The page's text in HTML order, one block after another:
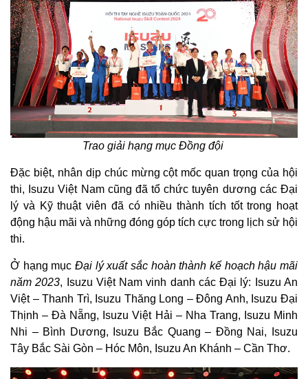
Trao giải hạng mục Đồng đội
Đặc biệt, nhân dịp chúc mừng cột mốc quan trọng của hội
thi, Isuzu Việt Nam cũng đã tổ chức tuyên dương các Đại
lý và Kỹ thuật viên đã có nhiều thành tích tốt trong hoạt
động hậu mãi và những đóng góp tích cực trong lịch sử hội
thi.
Ở hạng mục Đại lý xuất sắc hoàn thành kế hoạch hậu mãi
năm 2023, Isuzu Việt Nam vinh danh các Đại lý: Isuzu An
Việt – Thanh Trì, Isuzu Thăng Long – Đông Anh, Isuzu Đại
Thịnh – Đà Nẵng, Isuzu Việt Hải – Nha Trang, Isuzu Minh
Nhi – Bình Dương, Isuzu Bắc Quang – Đồng Nai, Isuzu
Tây Bắc Sài Gòn – Hóc Môn, Isuzu An Khánh – Cần Thơ.